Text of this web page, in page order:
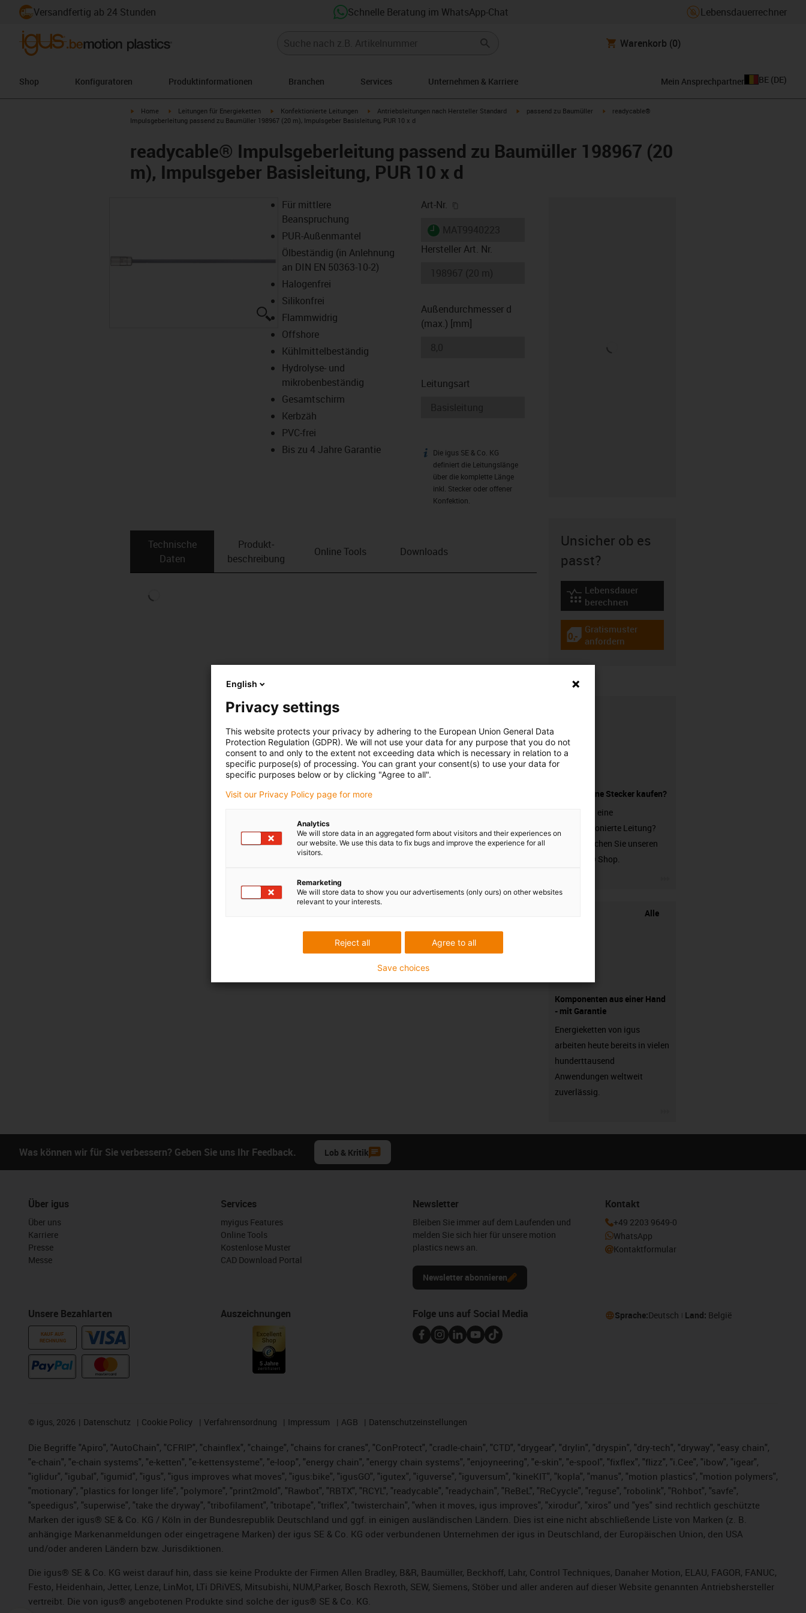
Versandfertig ab 24 Stunden Schnelle Beratung im WhatsApp-Chat Lebensdauerrechner
Warenkorb (0)
Shop Konfiguratoren Produktinformationen Branchen Services Unternehmen & Karriere Mein Ansprechpartner BE (DE)
igus-icon-arrow-right
Home igus-icon-arrow-right
Leitungen für Energieketten igus-icon-arrow-right
Konfektionierte Leitungen igus-icon-arrow-right
Antriebsleitungen nach Hersteller Standard igus-icon-arrow-right
passend zu Baumüller igus-icon-arrow-right
readycable®
Impulsgeberleitung passend zu Baumüller 198967 (20 m), Impulsgeber Basisleitung, PUR 10 x d
readycable® Impulsgeberleitung passend zu Baumüller 198967 (20
m), Impulsgeber Basisleitung, PUR 10 x d
igus-icon-lupe
Für mittlere
Beanspruchung
PUR-Außenmantel
Ölbeständig (in Anlehnung
an DIN EN 50363-10-2)
Halogenfrei
Silikonfrei
Flammwidrig
Offshore
Kühlmittelbeständig
Hydrolyse- und
mikrobenbeständig
Gesamtschirm
Kerbzäh
PVC-frei
Bis zu 4 Jahre Garantie
Art-Nr.
igus-icon-lieferzeit
Hersteller Art. Nr.
Außendurchmesser d
(max.) [mm]
Leitungsart
igus-icon-info
Die igus SE & Co. KG
definiert die Leitungslänge
über die komplette Länge
inkl. Stecker oder offener
Konfektion.
Technische
Daten
Produkt­
beschreibung
Online Tools Downloads
Unsicher ob es
passt?
igus-icon-lebensdauerrechner
Lebensdauer
berechnen
igus-icon-gratismuster
Gratismuster
anfordern
Leitung ohne Stecker kaufen?
Sie suchen eine
unkonfektionierte Leitung?
Dann besuchen Sie unseren
chainflex® Shop.
Alle
Komponenten aus einer Hand
- mit Garantie
Energieketten von igus
arbeiten heute bereits in vielen
hunderttausend
Anwendungen weltweit
zuverlässig.
Was können wir für Sie verbessern? Geben Sie uns Ihr Feedback. Lob & Kritik
Über igus
Über uns
Karriere
Presse
Messe
Unsere Bezahlarten
KAUF AUF
RECHNUNG
Services
myigus Features
Online Tools
Kostenlose Muster
CAD Download Portal
Auszeichnungen
Newsletter
Bleiben Sie immer auf dem Laufenden und
melden Sie sich hier für unsere motion
plastics news an.
Newsletter abonnieren
Kontakt
+49 2203 9649-0
WhatsApp
Kontaktformular
Folge uns auf Social Media Sprache:Deutsch Land: België
© igus, 2026 Datenschutz Cookie Policy Verfahrensordnung Impressum AGB Datenschutzeinstellungen
Die Begriffe "Apiro", "AutoChain", "CFRIP", "chainflex", "chainge", "chains for cranes", "ConProtect", "cradle-chain", "CTD", "drygear", "drylin", "dryspin", "dry-tech", "dryway", "easy chain",
"e-chain", "e-chain systems", "e-ketten", "e-kettensysteme", "e-loop", "energy chain", "energy chain systems", "enjoyneering", "e-skin", "e-spool", "fixflex", "flizz", "i.Cee", "ibow", "igear",
"iglidur", "igubal", "igumid", "igus", "igus improves what moves", "igus:bike", "igusGO", "igutex", "iguverse", "iguversum", "kineKIT", "kopla", "manus", "motion plastics", "motion polymers",
"motionary", "plastics for longer life", "polymore", "print2mold", "Rawbot", "RBTX", "RCYL", "readycable", "readychain", "ReBeL", "ReCyycle", "reguse", "robolink", "Rohbot", "savfe",
"speedigus", "superwise", "take the dryway", "tribofilament", "tribotape", "triflex", "twisterchain", "when it moves, igus improves", "xirodur", "xiros" und "yes" sind rechtlich geschützte
Marken der igus® SE & Co. KG / Köln in der Bundesrepublik Deutschland und ggf. in einigen ausländischen Ländern. Dies ist eine nicht abschließende Liste von Marken (z. B.
anhängige Markenanmeldungen oder eingetragene Marken) der igus SE & Co. KG oder verbundenen Unternehmen der igus in Deutschland, der Europäischen Union, den USA
und/oder anderen Ländern bzw. Jurisdiktionen.
Die igus® SE & Co. KG weist darauf hin, dass sie keine Produkte der Firmen Allen Bradley, B&R, Baumüller, Beckhoff, Lahr, Control Techniques, Danaher Motion, ELAU, FAGOR, FANUC,
Festo, Heidenhain, Jetter, Lenze, LinMot, LTi DRiVES, Mitsubishi, NUM,Parker, Bosch Rexroth, SEW, Siemens, Stöber und aller anderen auf dieser Website genannten Antriebshersteller
vertreibt. Die von igus® angebotenen Produkte sind solche der igus® SE & Co. KG.
English
Privacy settings
This website protects your privacy by adhering to the European Union General Data
Protection Regulation (GDPR). We will not use your data for any purpose that you do not
consent to and only to the extent not exceeding data which is necessary in relation to a
specific purpose(s) of processing. You can grant your consent(s) to use your data for
specific purposes below or by clicking "Agree to all".
Visit our Privacy Policy page for more
Analytics
We will store data in an aggregated form about visitors and their experiences on
our website. We use this data to fix bugs and improve the experience for all
visitors.
Remarketing
We will store data to show you our advertisements (only ours) on other websites
relevant to your interests.
Agree to all
Reject all
Save choices